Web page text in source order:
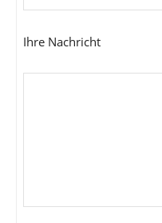
Ihre Nachricht